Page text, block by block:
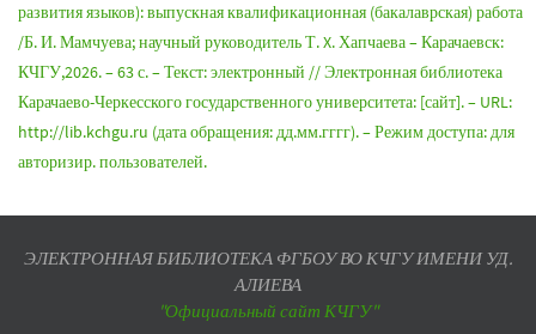
развития языков): выпускная квалификационная (бакалаврская) работа
/Б. И. Мамчуева; научный руководитель Т. X. Хапчаева – Карачаевск:
КЧГУ,2026. – 63 с. – Текст: электронный // Электронная библиотека
Карачаево-Черкесского государственного университета: [сайт]. – URL:
http://lib.kchgu.ru (дата обращения: дд.мм.гггг). – Режим доступа: для
авторизир. пользователей.
ЭЛЕКТРОННАЯ БИБЛИОТЕКА ФГБОУ ВО КЧГУ ИМЕНИ УД.
АЛИЕВА
"Официальный сайт КЧГУ"